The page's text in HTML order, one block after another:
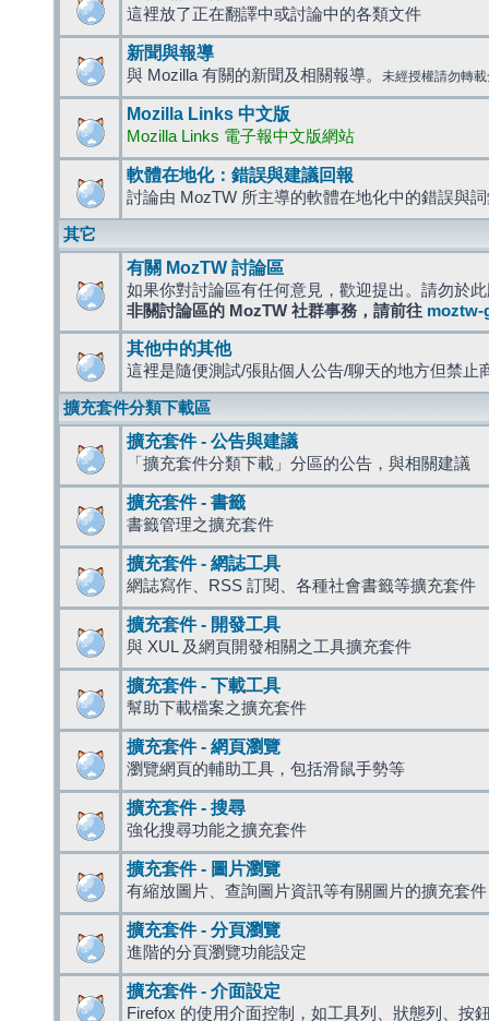
這裡放了正在翻譯中或討論中的各類文件
新聞與報導
與 Mozilla 有關的新聞及相關報導。 未經授權請勿轉
Mozilla Links 中文版
Mozilla Links 電子報中文版網站
軟體在地化：錯誤與建議回報
討論由 MozTW 所主導的軟體在地化中的錯誤與
其它
有關 MozTW 討論區
如果你對討論區有任何意見，歡迎提出。請勿於
非關討論區的 MozTW 社群事務，請前往 moztw-
其他中的其他
這裡是隨便測試/張貼個人公告/聊天的地方但禁止
擴充套件分類下載區
擴充套件 - 公告與建議
「擴充套件分類下載」分區的公告，與相關建議
擴充套件 - 書籤
書籤管理之擴充套件
擴充套件 - 網誌工具
網誌寫作、RSS 訂閱、各種社會書籤等擴充套件
擴充套件 - 開發工具
與 XUL 及網頁開發相關之工具擴充套件
擴充套件 - 下載工具
幫助下載檔案之擴充套件
擴充套件 - 網頁瀏覽
瀏覽網頁的輔助工具，包括滑鼠手勢等
擴充套件 - 搜尋
強化搜尋功能之擴充套件
擴充套件 - 圖片瀏覽
有縮放圖片、查詢圖片資訊等有關圖片的擴充套件
擴充套件 - 分頁瀏覽
進階的分頁瀏覽功能設定
擴充套件 - 介面設定
Firefox 的使用介面控制，如工具列、狀態列、按